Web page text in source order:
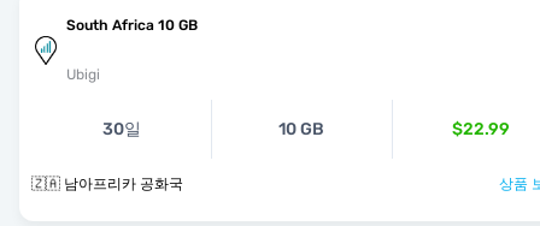
South Africa 10 GB
Ubigi
30일 10 GB $22.99
🇿🇦 남아프리카 공화국 상품